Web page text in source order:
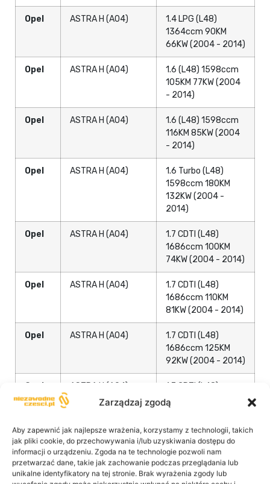
Zarządzaj zgodą
Aby zapewnić jak najlepsze wrażenia, korzystamy z technologii, takich
jak pliki cookie, do przechowywania i/lub uzyskiwania dostępu do
informacji o urządzeniu. Zgoda na te technologie pozwoli nam
przetwarzać dane, takie jak zachowanie podczas przeglądania lub
unikalne identyfikatory na tej stronie. Brak wyrażenia zgody lub
Opel ASTRA H (A04)
1.4 LPG (L48)
1364ccm 90KM
66KW (2004 - 2014)
Opel ASTRA H (A04)
1.6 (L48) 1598ccm
105KM 77KW (2004
- 2014)
Opel ASTRA H (A04)
1.6 (L48) 1598ccm
116KM 85KW (2004
- 2014)
Opel ASTRA H (A04)
1.6 Turbo (L48)
1598ccm 180KM
132KW (2004 -
2014)
Opel ASTRA H (A04)
1.7 CDTI (L48)
1686ccm 100KM
74KW (2004 - 2014)
Opel ASTRA H (A04)
1.7 CDTI (L48)
1686ccm 110KM
81KW (2004 - 2014)
Opel ASTRA H (A04)
1.7 CDTI (L48)
1686ccm 125KM
92KW (2004 - 2014)
1686ccm 80KM
Opel ASTRA H (A04)
1.8 (L48) 1796ccm
125KM 92KW (2004
- 2014)